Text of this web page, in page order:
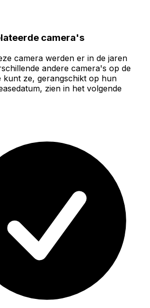
camera's
camera werden er in de jaren
andere camera's op de
kunt ze, gerangschikt op hun
zien in het volgende